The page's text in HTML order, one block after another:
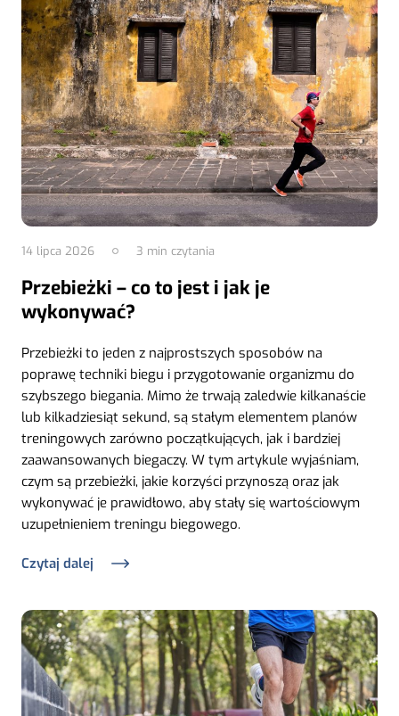
14 lipca 2026 3 min czytania
Przebieżki – co to jest i jak je
wykonywać?
Przebieżki to jeden z najprostszych sposobów na
poprawę techniki biegu i przygotowanie organizmu do
szybszego biegania. Mimo że trwają zaledwie kilkanaście
lub kilkadziesiąt sekund, są stałym elementem planów
treningowych zarówno początkujących, jak i bardziej
zaawansowanych biegaczy. W tym artykule wyjaśniam,
czym są przebieżki, jakie korzyści przynoszą oraz jak
wykonywać je prawidłowo, aby stały się wartościowym
uzupełnieniem treningu biegowego.
Czytaj dalej